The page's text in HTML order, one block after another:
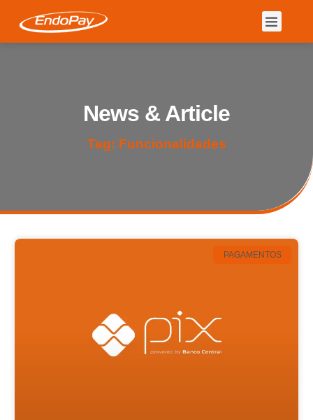
News & Article
Tag: Funcionalidades
PAGAMENTOS